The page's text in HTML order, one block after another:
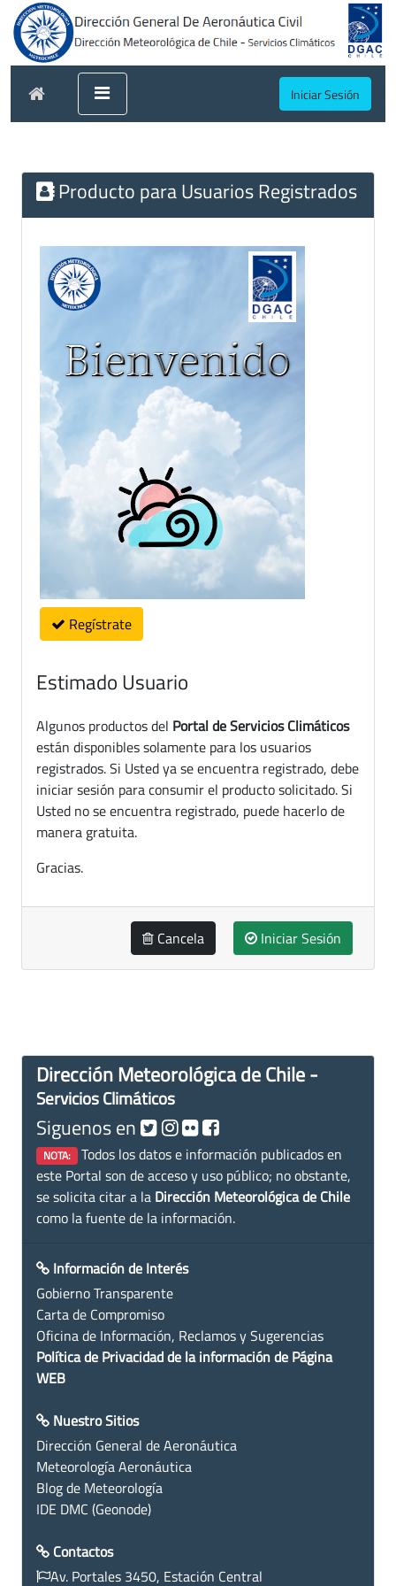
Iniciar Sesión
Producto para Usuarios Registrados
Regístrate
Estimado Usuario
Algunos productos del Portal de Servicios Climáticos
están disponibles solamente para los usuarios
registrados. Si Usted ya se encuentra registrado, debe
iniciar sesión para consumir el producto solicitado. Si
Usted no se encuentra registrado, puede hacerlo de
manera gratuita.
Gracias.
Cancela Iniciar Sesión
Dirección Meteorológica de Chile -
Servicios Climáticos
Siguenos en
NOTA: Todos los datos e información publicados en
este Portal son de acceso y uso público; no obstante,
se solicita citar a la Dirección Meteorológica de Chile
como la fuente de la información.
Información de Interés
Gobierno Transparente
Carta de Compromiso
Oficina de Información, Reclamos y Sugerencias
Política de Privacidad de la información de Página
WEB
Nuestro Sitios
Dirección General de Aeronáutica
Meteorología Aeronáutica
Blog de Meteorología
IDE DMC (Geonode)
Contactos
Av. Portales 3450, Estación Central